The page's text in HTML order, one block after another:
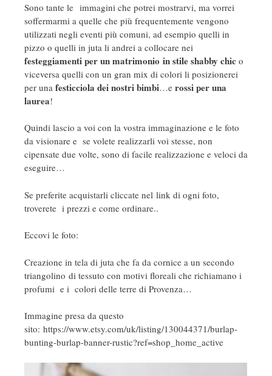
Sono tante le immagini che potrei mostrarvi, ma vorrei
soffermarmi a quelle che più frequentemente vengono
utilizzati negli eventi più comuni, ad esempio quelli in
pizzo o quelli in juta li andrei a collocare nei
festeggiamenti per un matrimonio in stile shabby chic o
viceversa quelli con un gran mix di colori li posizionerei
per una festicciola dei nostri bimbi…e rossi per una
laurea!
Quindi lascio a voi con la vostra immaginazione e le foto
da visionare e se volete realizzarli voi stesse, non
cipensate due volte, sono di facile realizzazione e veloci da
eseguire…
Se preferite acquistarli cliccate nel link di ogni foto,
troverete i prezzi e come ordinare..
Eccovi le foto:
Creazione in tela di juta che fa da cornice a un secondo
triangolino di tessuto con motivi floreali che richiamano i
profumi e i colori delle terre di Provenza…
Immagine presa da questo
sito: https://www.etsy.com/uk/listing/130044371/burlap-
bunting-burlap-banner-rustic?ref=shop_home_active